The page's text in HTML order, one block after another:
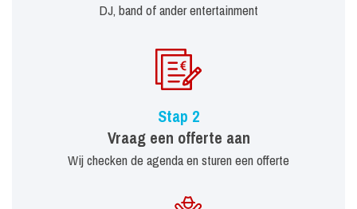
DJ, band of ander entertainment
Stap 2
Vraag een offerte aan
Wij checken de agenda en sturen een offerte